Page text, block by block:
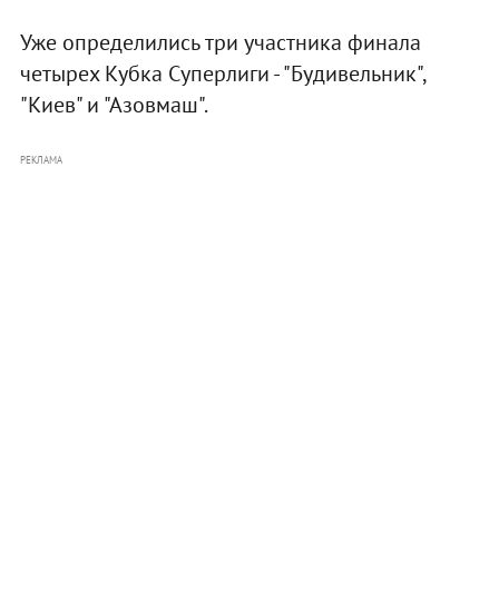
Уже определились три участника финала
четырех Кубка Суперлиги - "Будивельник",
"Киев" и "Азовмаш".
РЕКЛАМА